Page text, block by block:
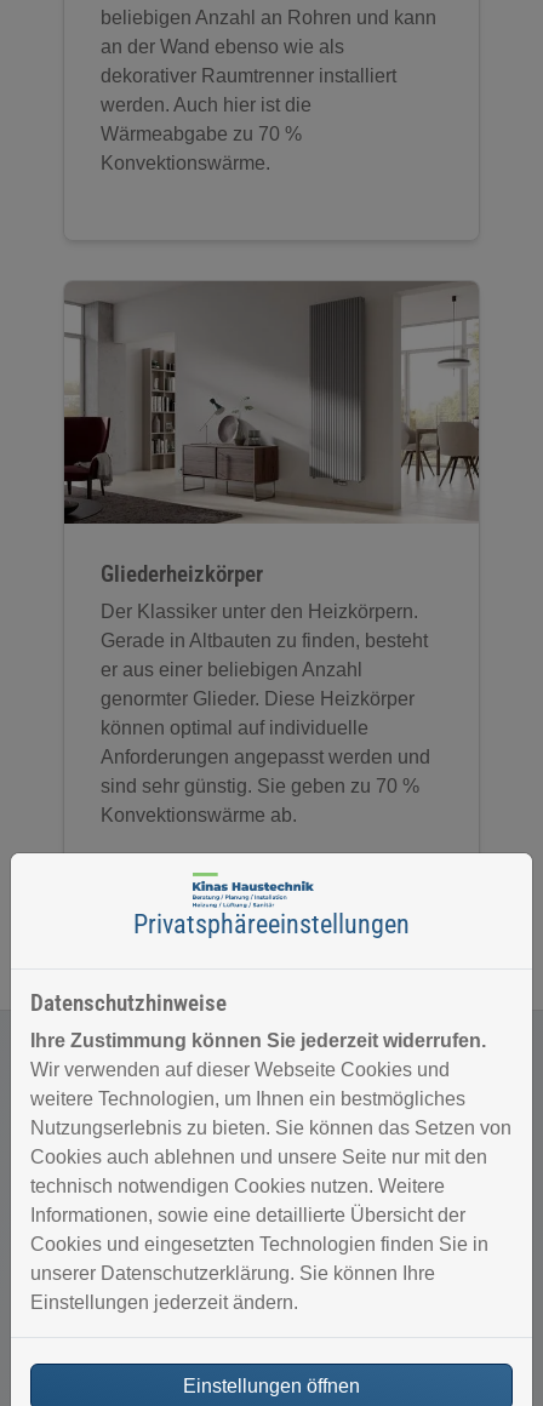
beliebigen Anzahl an Rohren und kann
an der Wand ebenso wie als
dekorativer Raumtrenner installiert
werden. Auch hier ist die
Wärmeabgabe zu 70 %
Konvektionswärme.
Gliederheizkörper
Der Klassiker unter den Heizkörpern.
Gerade in Altbauten zu finden, besteht
er aus einer beliebigen Anzahl
genormter Glieder. Diese Heizkörper
können optimal auf individuelle
Anforderungen angepasst werden und
sind sehr günstig. Sie geben zu 70 %
Konvektionswärme ab.
Unser Angebot für Sie
Individuelle Planung und Beratung
Wir beraten sie ausführlich zu den verschiedenen
Privatsphäre­einstellungen
Datenschutzhinweise
Ihre Zustimmung können Sie jederzeit widerrufen.
Wir verwenden auf dieser Webseite Cookies und
weitere Technologien, um Ihnen ein bestmögliches
Nutzungserlebnis zu bieten. Sie können das Setzen von
Cookies auch ablehnen und unsere Seite nur mit den
technisch notwendigen Cookies nutzen. Weitere
Informationen, sowie eine detaillierte Übersicht der
Cookies und eingesetzten Technologien finden Sie in
unserer Datenschutzerklärung. Sie können Ihre
Einstellungen jederzeit ändern.
Einstellungen öffnen